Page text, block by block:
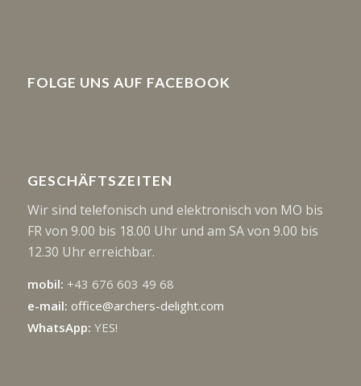
FOLGE UNS AUF FACEBOOK
GESCHÄFTSZEITEN
Wir sind telefonisch und elektronisch von MO bis
FR von 9.00 bis 18.00 Uhr und am SA von 9.00 bis
12.30 Uhr erreichbar.
mobil: +43 676 603 49 68
e-mail: office@archers-delight.com
WhatsApp: YES!